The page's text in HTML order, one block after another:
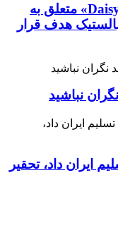
نیروهای مسلح یمنی نفتکش «Daisy» متعلق به
هدف قرار
نباشید
ایران داد، تحقیر